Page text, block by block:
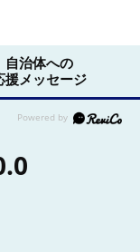
自治体への
援メッセージ